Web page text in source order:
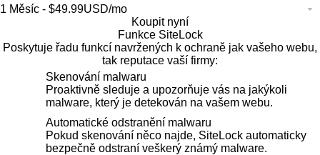
Koupit nyní
Funkce SiteLock
Poskytuje řadu funkcí navržených k ochraně jak vašeho webu,
tak reputace vaší firmy:
Skenování malwaru
Proaktivně sleduje a upozorňuje vás na jakýkoli
malware, který je detekován na vašem webu.
Automatické odstranění malwaru
Pokud skenování něco najde, SiteLock automaticky
bezpečně odstraní veškerý známý malware.